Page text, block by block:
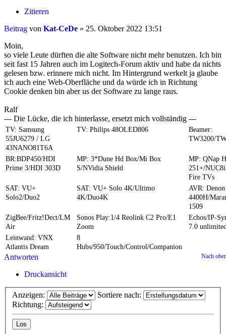
Zitieren
Beitrag von Kat-CeDe » 25. Oktober 2022 13:51
Moin,
so viele Leute dürften die alte Software nicht mehr benutzen. Ich bin
seit fast 15 Jahren auch im Logitech-Forum aktiv und habe da nichts
gelesen bzw. erinnere mich nicht. Im Hintergrund werkelt ja glaube
ich auch eine Web-Oberfläche und da würde ich in Richtung
Cookie denken bin aber us der Software zu lange raus.
Ralf
--- Die Lücke, die ich hinterlasse, ersetzt mich vollständig ---
TV: Samsung
55JU6279 / LG
43NANO81T6A
TV: Philips 48OLED806
Beamer:
TW3200/
BR:BDP450/HDI
Prime 3/HDI 303D
MP: 3*Dune Hd Box/Mi Box
S/NVidia Shield
MP: QNap
251+/
Fire TVs
SAT: VU+
Solo2/Duo2
SAT: VU+ Solo 4K/Ultimo
4K/Duo4K
AVR: Denon
4400H/
1509
ZigBee/Fritz!Dect/LM
Air
Sonos Play:1/4 Reolink C2 Pro/E1
Zoom
Echos/IP-
7.0
Leinwand: VNX
Atlantis Dream
8
Hubs/950/Touch/Control/Companion
Nach
Antworten
Druckansicht
Anzeigen:
Sortiere nach:
Richtung: